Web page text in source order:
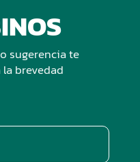
sugerencia te
brevedad